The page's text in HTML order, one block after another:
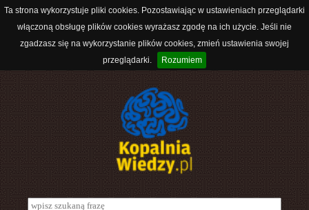
Ta strona wykorzystuje pliki cookies. Pozostawiając w ustawieniach przeglądarki
włączoną obsługę plików cookies wyrażasz zgodę na ich użycie. Jeśli nie
zgadzasz się na wykorzystanie plików cookies, zmień ustawienia swojej
przeglądarki.
Rozumiem